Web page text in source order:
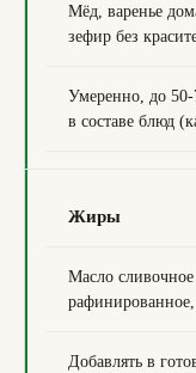
Мёд, варенье
зефир без
Умеренно, до 50-
в составе блюд
Жиры
Масло
Добавлять в